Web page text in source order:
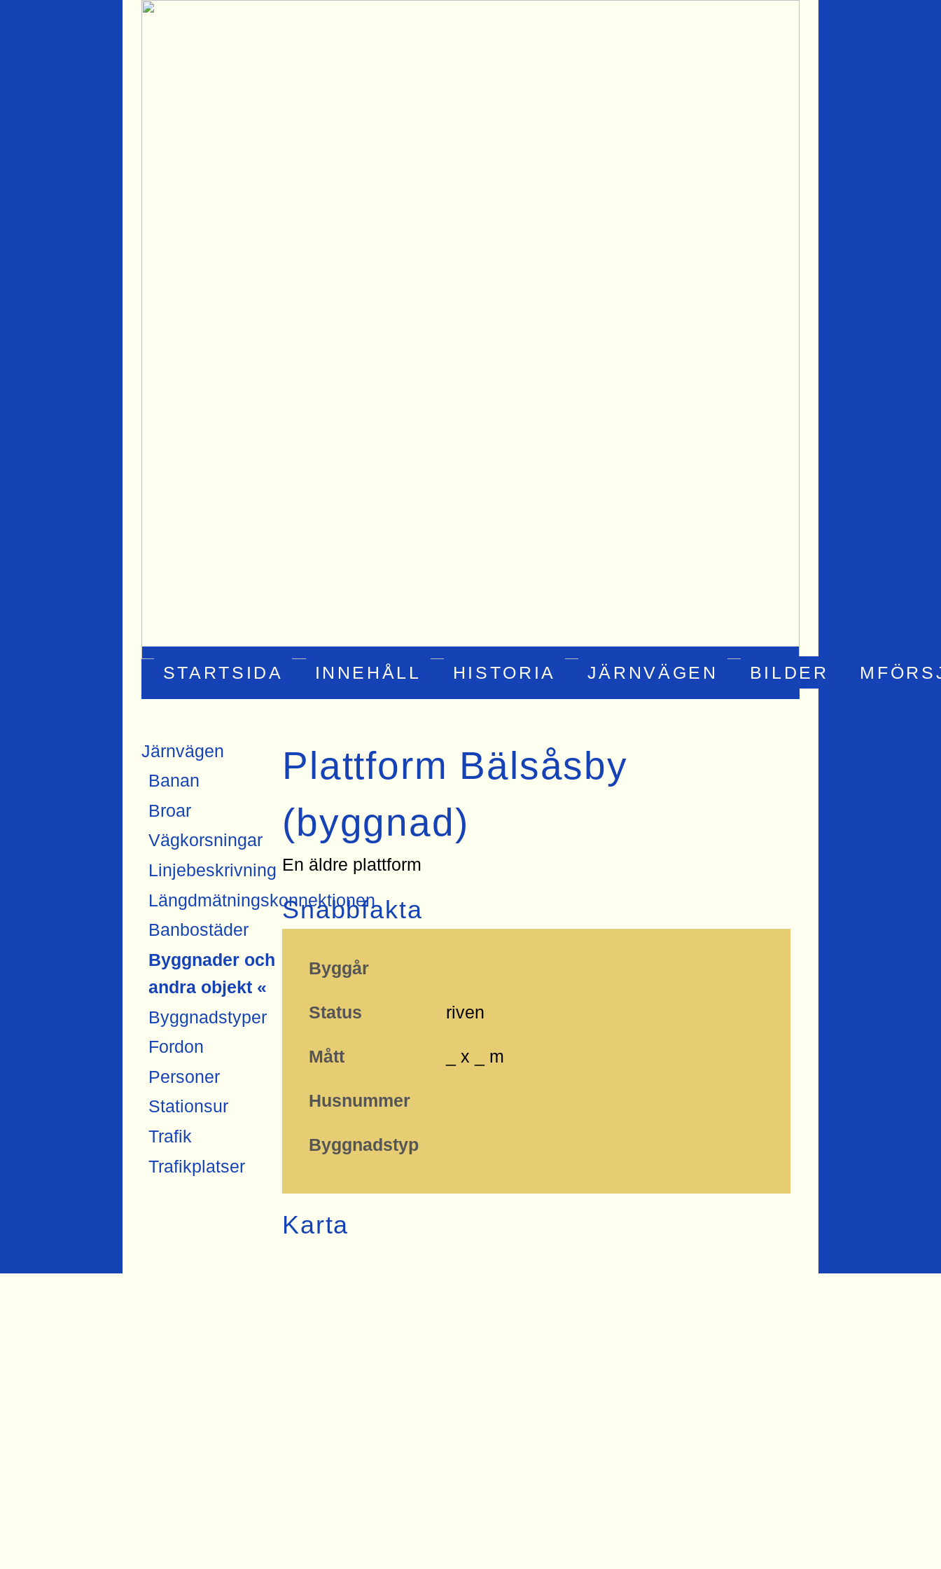
STARTSIDA INNEHÅLL HISTORIA JÄRNVÄGEN BILDER
Järnvägen
Banan
Broar
Vägkorsningar
Linjebeskrivning
Längdmätningskonnektionen
Banbostäder
Byggnader och
andra objekt «
Byggnadstyper
Fordon
Personer
Stationsur
Trafik
Trafikplatser
Plattform Bälsåsby
(byggnad)
En äldre plattform
Snabbfakta
Byggår
Status riven
Mått _ x _ m
Husnummer
Byggnadstyp
Karta